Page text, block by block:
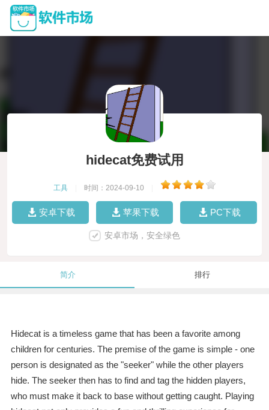
hidecat免费试用
工具 时间：2024-09-10
安卓下载 苹果下载 PC下载
安卓市场，安全绿色
简介 排行
Hidecat is a timeless game that has been a favorite among
children for centuries. The premise of the game is simple - one
person is designated as the "seeker" while the other players
hide. The seeker then has to find and tag the hidden players,
who must make it back to base without getting caught. Playing